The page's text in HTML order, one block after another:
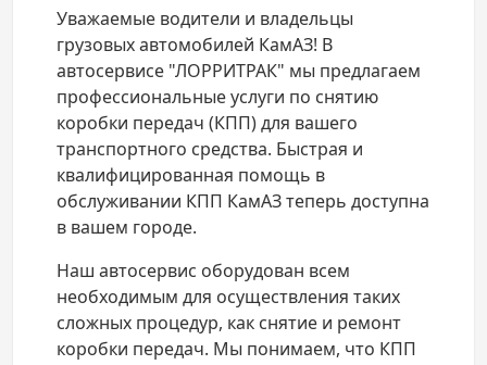
Уважаемые водители и владельцы
грузовых автомобилей КамАЗ! В
автосервисе "ЛОРРИТРАК" мы предлагаем
профессиональные услуги по снятию
коробки передач (КПП) для вашего
транспортного средства. Быстрая и
квалифицированная помощь в
обслуживании КПП КамАЗ теперь доступна
в вашем городе.
Наш автосервис оборудован всем
необходимым для осуществления таких
сложных процедур, как снятие и ремонт
коробки передач. Мы понимаем, что КПП